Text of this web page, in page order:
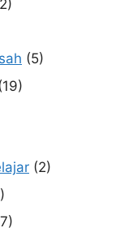
(5)
(2)